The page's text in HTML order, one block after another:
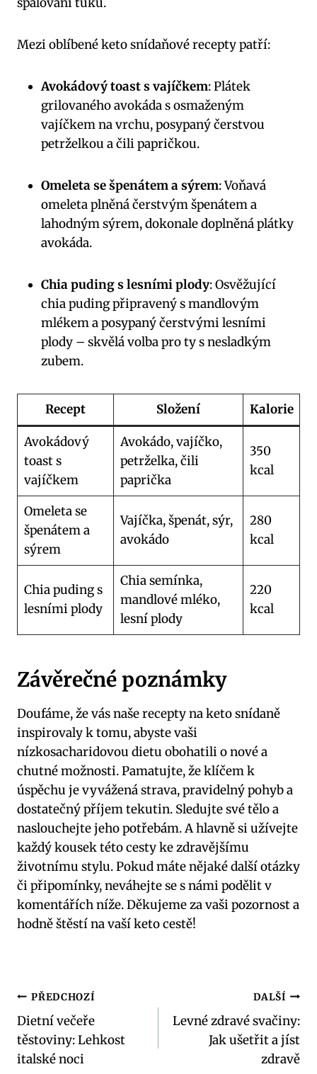
Mezi oblíbené keto snídaňové recepty patří:
Avokádový toast s vajíčkem: Plátek
grilovaného avokáda s osmaženým
vajíčkem na vrchu, posypaný čerstvou
petrželkou a čili papričkou.
Omeleta se špenátem a sýrem: Voňavá
omeleta plněná čerstvým špenátem a
lahodným sýrem, dokonale doplněná plátky
avokáda.
Chia puding s lesními plody: Osvěžující
chia puding připravený s mandlovým
mlékem a posypaný čerstvými lesními
plody – skvělá volba pro ty s nesladkým
zubem.
Recept Složení Kalorie
Avokádový
toast s
vajíčkem
Avokádo, vajíčko,
petrželka, čili
paprička
350
kcal
Omeleta se
špenátem a
sýrem
Vajíčka, špenát, sýr,
avokádo
280
kcal
Chia puding s
lesními plody
Chia semínka,
mandlové mléko,
lesní plody
220
kcal
Závěrečné poznámky
Doufáme, že vás naše recepty na keto snídaně
inspirovaly k tomu, abyste vaši
nízkosacharidovou dietu obohatili o nové a
chutné možnosti. Pamatujte, že klíčem k
úspěchu je vyvážená strava, pravidelný pohyb a
dostatečný příjem tekutin. Sledujte své tělo a
naslouchejte jeho potřebám. A hlavně si užívejte
každý kousek této cesty ke zdravějšímu
životnímu stylu. Pokud máte nějaké další otázky
či připomínky, neváhejte se s námi podělit v
komentářích níže. Děkujeme za vaši pozornost a
hodně štěstí na vaší keto cestě!
Navigace
pro
příspěvek
PŘEDCHOZÍ
Dietní večeře
těstoviny: Lehkost
italské noci
DALŠÍ
Levné zdravé svačiny:
Jak ušetřit a jíst
zdravě